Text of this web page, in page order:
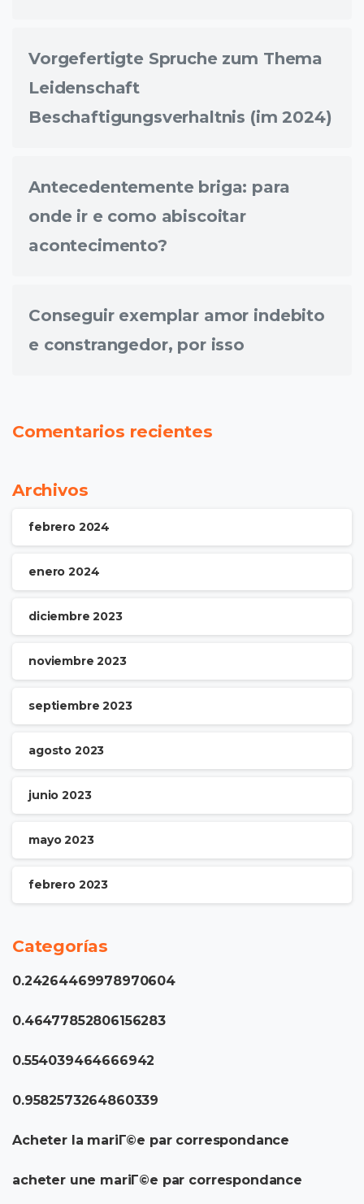
Vorgefertigte Spruche zum Thema
Leidenschaft
Beschaftigungsverhaltnis (im 2024)
Antecedentemente briga: para
onde ir e como abiscoitar
acontecimento?
Conseguir exemplar amor indebito
e constrangedor, por isso
Comentarios recientes
Archivos
febrero 2024
enero 2024
diciembre 2023
noviembre 2023
septiembre 2023
agosto 2023
junio 2023
mayo 2023
febrero 2023
Categorías
0.24264469978970604
0.46477852806156283
0.554039464666942
0.9582573264860339
Acheter la mariГ©e par correspondance
acheter une mariГ©e par correspondance